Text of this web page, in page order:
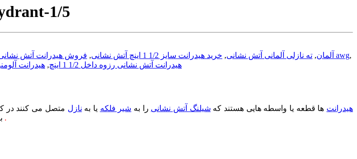
1/5
اتصالات آتش نشانی awg آلمان, ته نازلی آلمانی آتش نشانی, خرید هیدرانت سایز 1/2 1 اینچ آتش نشانی , فروش هیدرانت آتش نشانی 1/5 اینچ قیمت هیدرانت آلومینومی سیستم استورز awg,
هیدرانت آتش نشانی رزوه داخل 1/2 1 اینچ
, هیدرانت
هیدرانت ها قطعه یا واسطه هایی هستند که شیلنگ آتش نشانی را به شیر فلکه یا به نازل متصل می کنند در
جهت اطلاع از قیمت ، سایر برندها و مدل های دیگر و دریافت پیش فاکتور با ما تماس بگیرید .